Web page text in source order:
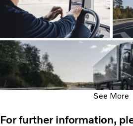
See More
For further information,